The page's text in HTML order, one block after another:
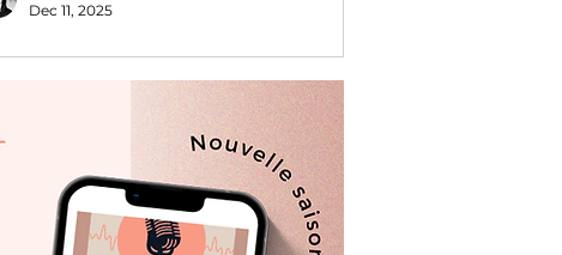
Dec 11, 2025